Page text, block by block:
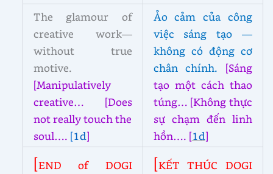
The glamour of
creative work—
without true
motive.
[Manipulatively
creative… [Does
not really touch the
soul…. [1d]
Ảo cảm của công
việc sáng tạo —
không có động cơ
chân chính. [Sáng
tạo một cách thao
túng… [Không thực
sự chạm đến linh
hồn…. [1d]
[END of DOGI
[KẾT THÚC DOGI